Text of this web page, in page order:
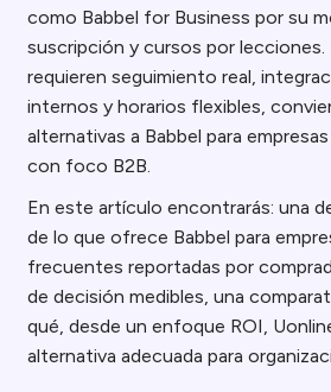
como Babbel for Business por su
suscripción y cursos por lecciones.
requieren seguimiento real,
internos y horarios flexibles,
alternativas a Babbel para
con foco B2B.
En este artículo encontrarás: una
de lo que ofrece Babbel para
frecuentes reportadas por
de decisión medibles, una
qué, desde un enfoque ROI,
alternativa adecuada para